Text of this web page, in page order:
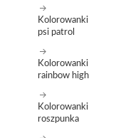
Kolorowanki
psi patrol
Kolorowanki
rainbow high
Kolorowanki
roszpunka